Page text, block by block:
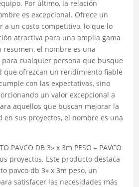
Por último, la relación
es excepcional. Ofrece un
a un costo competitivo, lo que lo
atractiva para una amplia gama
resumen, el nombre es una
cualquier persona que busque
que ofrezcan un rendimiento fiable
con las expectativas, sino
un valor excepcional a
aquellos que buscan mejorar la
en sus proyectos, el nombre es una
PAVCO DB 3» x 3m PESO – PAVCO
proyectos. Este producto destaca
pavco db 3» x 3m peso, un
satisfacer las necesidades más